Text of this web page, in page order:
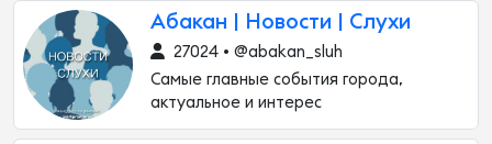
Абакан | Новости | Слухи
27024 • @abakan_sluh
Самые главные события города,
актуальное и интерес